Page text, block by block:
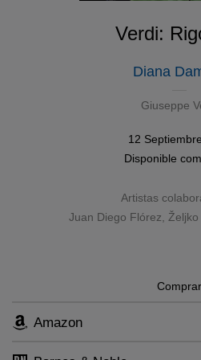
Verdi:
Diana
Giuseppe
12
Disponible
Artistas
Juan Diego Flórez,
Comprar
Amazon